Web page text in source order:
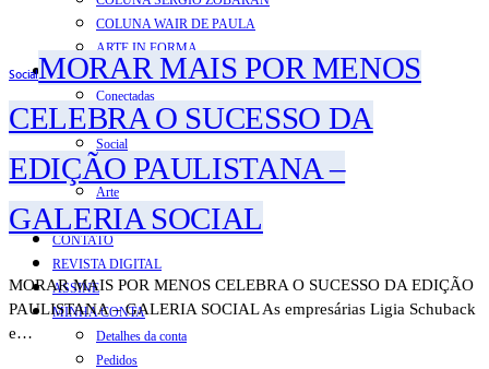
COLUNA WAIR DE PAULA
ARTE.IN.FORMA
CONEXÕES
Conectadas
Notas
Social
Mostras
Arte
QUEM SOMOS
CONTATO
REVISTA DIGITAL
ASSINE
MINHA CONTA
Detalhes da conta
Pedidos
SocialMORAR MAIS POR MENOS
CELEBRA O SUCESSO DA
EDIÇÃO PAULISTANA –
GALERIA SOCIAL
MORAR MAIS POR MENOS CELEBRA O SUCESSO DA EDIÇÃO
PAULISTANA – GALERIA SOCIAL As empresárias Ligia Schuback
e…